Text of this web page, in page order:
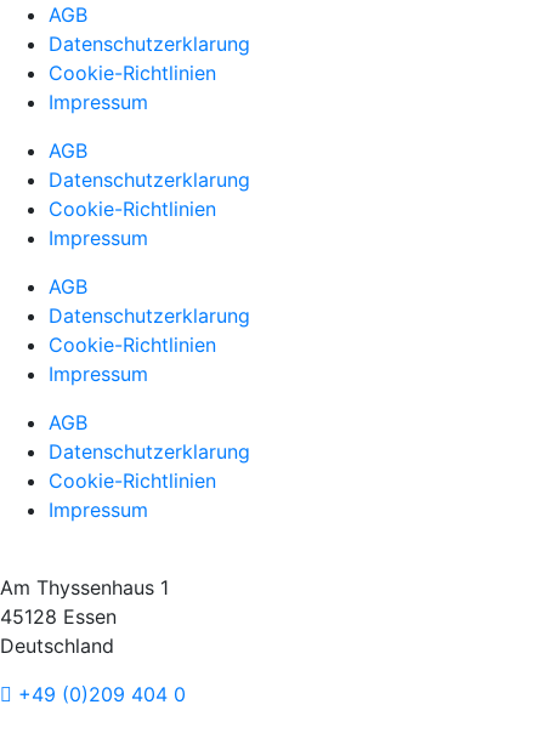
AGB
Datenschutzerklarung
Cookie-Richtlinien
Impressum
AGB
Datenschutzerklarung
Cookie-Richtlinien
Impressum
AGB
Datenschutzerklarung
Cookie-Richtlinien
Impressum
AGB
Datenschutzerklarung
Cookie-Richtlinien
Impressum
Am Thyssenhaus 1
45128 Essen
Deutschland
+49 (0)209 404 0